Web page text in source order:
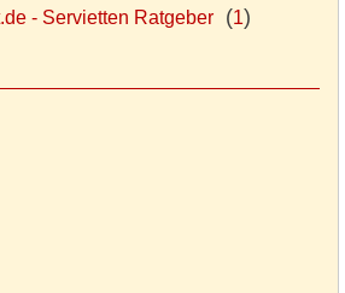
- Servietten Ratgeber (1)